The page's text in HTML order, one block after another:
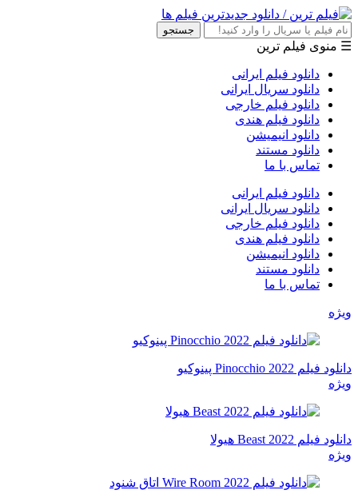
جستجو
☰ منوی فیلم ترین
دانلود فیلم ایرانی
دانلود سریال ایرانی
دانلود فیلم خارجی
دانلود فیلم هندی
دانلود انیمیشن
دانلود مستند
تماس با ما
دانلود فیلم ایرانی
دانلود سریال ایرانی
دانلود فیلم خارجی
دانلود فیلم هندی
دانلود انیمیشن
دانلود مستند
تماس با ما
ویژه
دانلود فیلم Pinocchio 2022 پینوکیو
ویژه
دانلود فیلم Beast 2022 هیولا
ویژه